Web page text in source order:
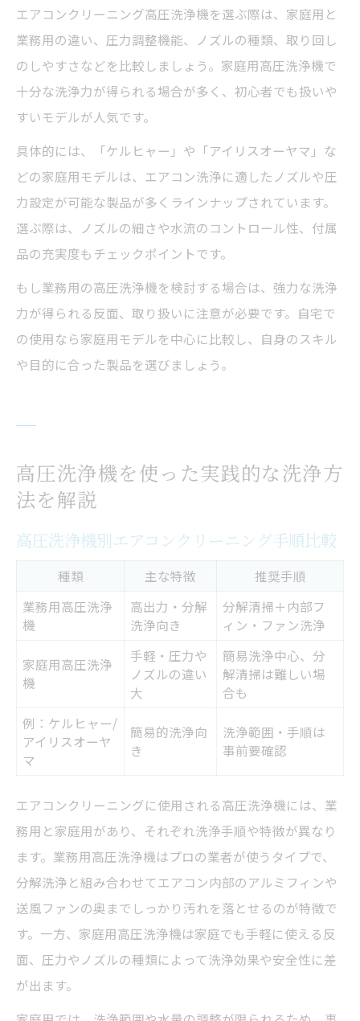
エアコンクリーニング高圧洗浄機を選ぶ際は、家庭用と
業務用の違い、圧力調整機能、ノズルの種類、取り回し
のしやすさなどを比較しましょう。家庭用高圧洗浄機で
十分な洗浄力が得られる場合が多く、初心者でも扱いや
すいモデルが人気です。
具体的には、「ケルヒャー」や「アイリスオーヤマ」な
どの家庭用モデルは、エアコン洗浄に適したノズルや圧
力設定が可能な製品が多くラインナップされています。
選ぶ際は、ノズルの細さや水流のコントロール性、付属
品の充実度もチェックポイントです。
もし業務用の高圧洗浄機を検討する場合は、強力な洗浄
力が得られる反面、取り扱いに注意が必要です。自宅で
の使用なら家庭用モデルを中心に比較し、自身のスキル
や目的に合った製品を選びましょう。
高圧洗浄機を使った実践的な洗浄方
法を解説
高圧洗浄機別エアコンクリーニング手順比較
種類 主な特徴
推奨手順
業務用高圧洗浄
機
高出力・分解
洗浄向き
分解清掃＋内部フ
ィン・ファン洗浄
家庭用高圧洗浄
機
手軽・圧力や
ノズルの違い
大
簡易洗浄中心、分
解清掃は難しい場
合も
例：ケルヒャー/
アイリスオーヤ
マ
簡易的洗浄向
き
洗浄範囲・手順は
事前要確認
エアコンクリーニングに使用される高圧洗浄機には、業
務用と家庭用があり、それぞれ洗浄手順や特徴が異なり
ます。業務用高圧洗浄機はプロの業者が使うタイプで、
分解洗浄と組み合わせてエアコン内部のアルミフィンや
送風ファンの奥までしっかり汚れを落とせるのが特徴で
す。一方、家庭用高圧洗浄機は家庭でも手軽に使える反
面、圧力やノズルの種類によって洗浄効果や安全性に差
が出ます。